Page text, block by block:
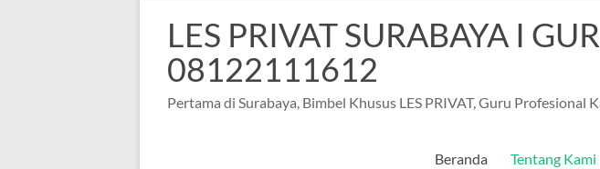
LES PRIVAT SURABAYA I
08122111612
Pertama di Surabaya, Bimbel Khusus LES PRIVAT, Guru Profesional
Beranda Tentang Kami